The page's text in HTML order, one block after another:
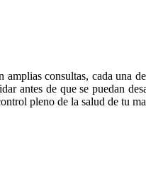
consultas, cada una
antes de que se puedan
pleno de la salud de tu